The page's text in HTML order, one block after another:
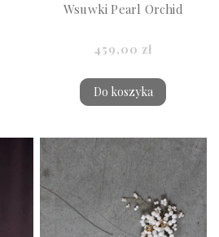
Wsuwki Pearl Orchid
459,00 zł
Do koszyka